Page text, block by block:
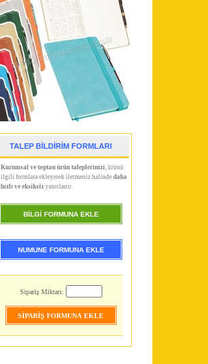
TALEP BİLDİRİM FORMLARI
Kurumsal ve toptan ürün taleplerinizi , ürünü
ilgili formlara ekleyerek iletmeniz halindedaha
hızlı ve eksiksiz yanıtlanır.
BİLGİ FORMUNA EKLE
NUMUNE FORMUNA EKLE
Sipariş Miktarı: